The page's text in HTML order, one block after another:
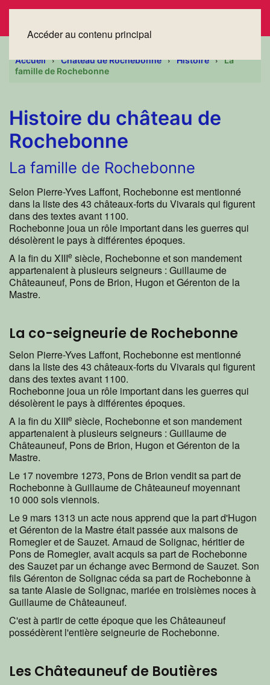
Accéder au contenu principal
Accueil Château de Rochebonne Histoire
La
famille de Rochebonne
Histoire du château de
Rochebonne
La famille de Rochebonne
Selon Pierre-Yves Laffont, Rochebonne est mentionné
dans la liste des 43 châteaux-forts du Vivarais qui figurent
dans des textes avant 1100.
Rochebonne joua un rôle important dans les guerres qui
désolèrent le pays à différentes époques.
A la fin du XIIIe siècle, Rochebonne et son mandement
appartenaient à plusieurs seigneurs : Guillaume de
Châteauneuf, Pons de Brion, Hugon et Gérenton de la
Mastre.
La co-seigneurie de Rochebonne
Selon Pierre-Yves Laffont, Rochebonne est mentionné
dans la liste des 43 châteaux-forts du Vivarais qui figurent
dans des textes avant 1100.
Rochebonne joua un rôle important dans les guerres qui
désolèrent le pays à différentes époques.
A la fin du XIIIe siècle, Rochebonne et son mandement
appartenaient à plusieurs seigneurs : Guillaume de
Châteauneuf, Pons de Brion, Hugon et Gérenton de la
Mastre.
Le 17 novembre 1273, Pons de Brion vendit sa part de
Rochebonne à Guillaume de Châteauneuf moyennant
10 000 sols viennois.
Le 9 mars 1313 un acte nous apprend que la part d'Hugon
et Gérenton de la Mastre était passée aux maisons de
Romegier et de Sauzet. Arnaud de Solignac, héritier de
Pons de Romegier, avait acquis sa part de Rochebonne
des Sauzet par un échange avec Bermond de Sauzet. Son
fils Gérenton de Solignac céda sa part de Rochebonne à
sa tante Alasie de Solignac, mariée en troisièmes noces à
Guillaume de Châteauneuf.
C'est à partir de cette époque que les Châteauneuf
possédèrent l'entière seigneurie de Rochebonne.
Les Châteauneuf de Boutières